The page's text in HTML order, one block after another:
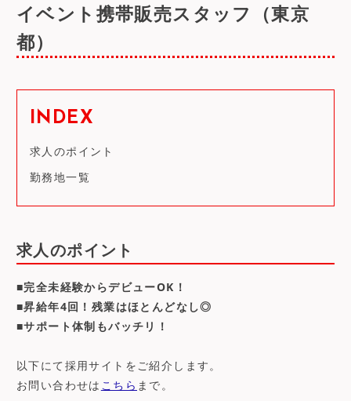
採用情報
コンテンツ
ご応募
イベント携帯販売スタッフ（東京
都）
INDEX
求人のポイント
勤務地一覧
求人のポイント
■完全未経験からデビューOK！
■昇給年4回！残業はほとんどなし◎
■サポート体制もバッチリ！
以下にて採用サイトをご紹介します。
お問い合わせは こちら まで。